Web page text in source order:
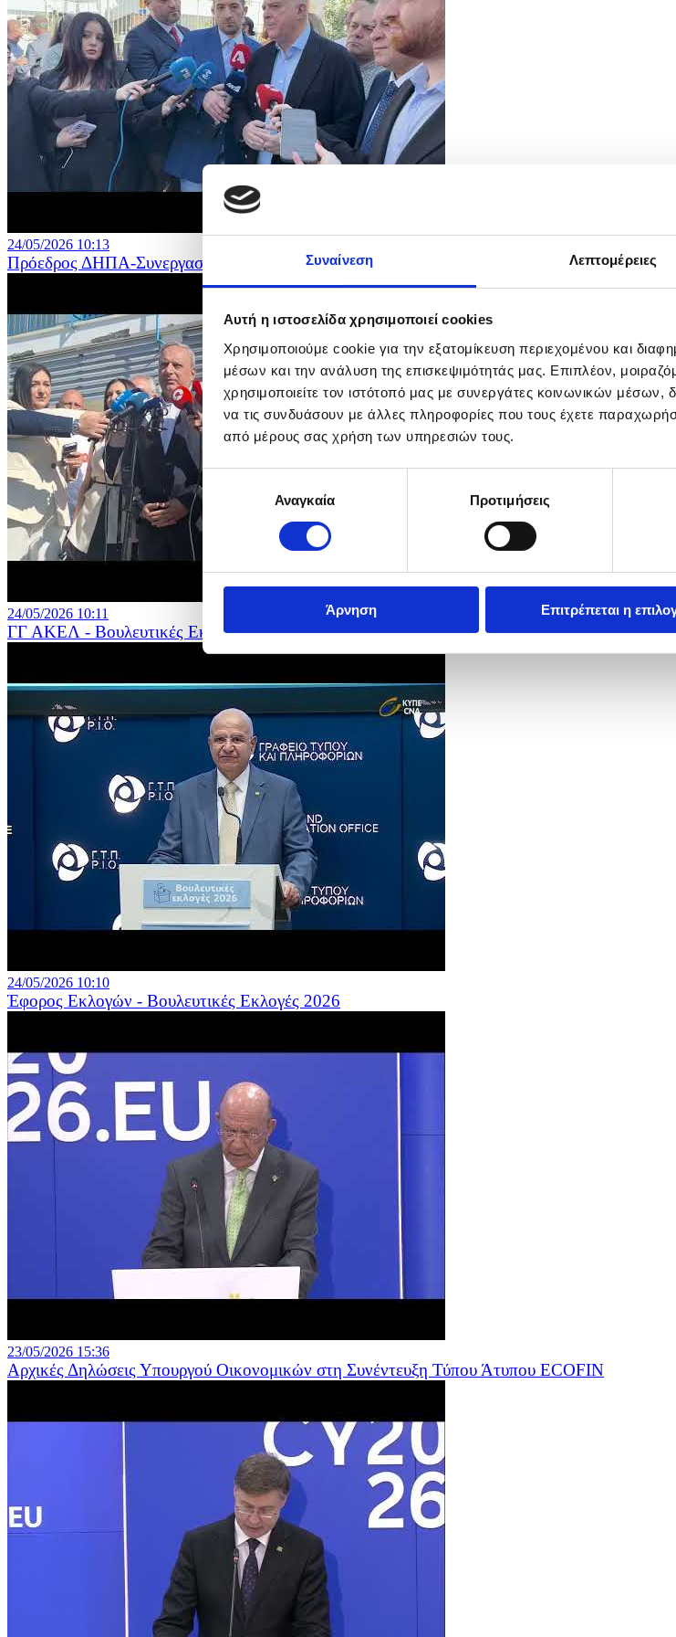
Συναίνεση Λεπτομέρειες
Αυτή η ιστοσελίδα χρησιμοποιεί cookies
Χρησιμοποιούμε cookie για την εξατομίκευση περιεχομένου και
μέσων και την ανάλυση της επισκεψιμότητάς μας. Επιπλέον,
χρησιμοποιείτε τον ιστότοπό μας με συνεργάτες κοινωνικών μέσων,
να τις συνδυάσουν με άλλες πληροφορίες που τους έχετε
από μέρους σας χρήση των υπηρεσιών τους.
συγκατάθεσηςΑναγκαία Προτιμήσεις
Άρνηση Επιτρέπεται η
24/05/2026 10:13
Πρόεδρος ΔΗΠΑ-Συνεργασία - Βουλευτικές Εκλογές 2026
24/05/2026 10:11
ΓΓ ΑΚΕΛ - Βουλευτικές Εκλογές 2026
24/05/2026 10:10
Έφορος Εκλογών - Βουλευτικές Εκλογές 2026
23/05/2026 15:36
Αρχικές Δηλώσεις Υπουργού Οικονομικών στη Συνέντευξη Τύπου Άτυπου ECOFIN